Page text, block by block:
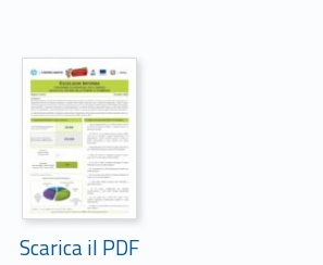
Scarica il PDF